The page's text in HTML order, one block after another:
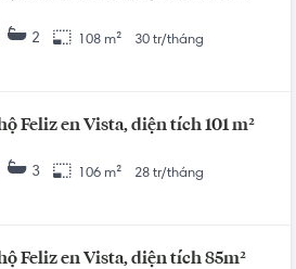
2 108 m² 30 tr/tháng
Feliz en Vista, diện tích 101 m²
3 106 m² 28 tr/tháng
Feliz en Vista, diện tích 85m²